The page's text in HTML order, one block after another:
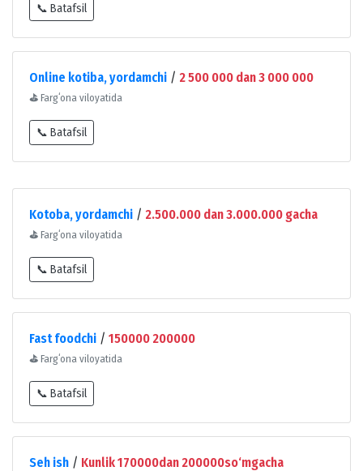
📞 Batafsil
Online kotiba, yordamchi / 2 500 000 dan 3 000 000
⛳ Fargʻona viloyatida
📞 Batafsil
Kotoba, yordamchi / 2.500.000 dan 3.000.000 gacha
⛳ Fargʻona viloyatida
📞 Batafsil
Fast foodchi / 150000 200000
⛳ Fargʻona viloyatida
📞 Batafsil
Seh ish / Kunlik 170000dan 200000so‘mgacha